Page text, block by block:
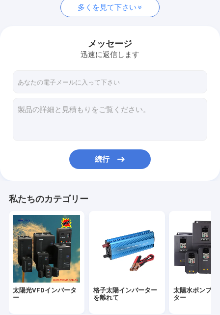
単一フェーズの太陽インバーター
プールポンプインバーター
頻度ドライブ インバーター
多くを見て下さい
メッセージ
迅速に返信します
続行
私たちのカテゴリー
太陽光VFDインバータ
ー
格子太陽インバーター
を離れて
太陽水ポンプイ
ター